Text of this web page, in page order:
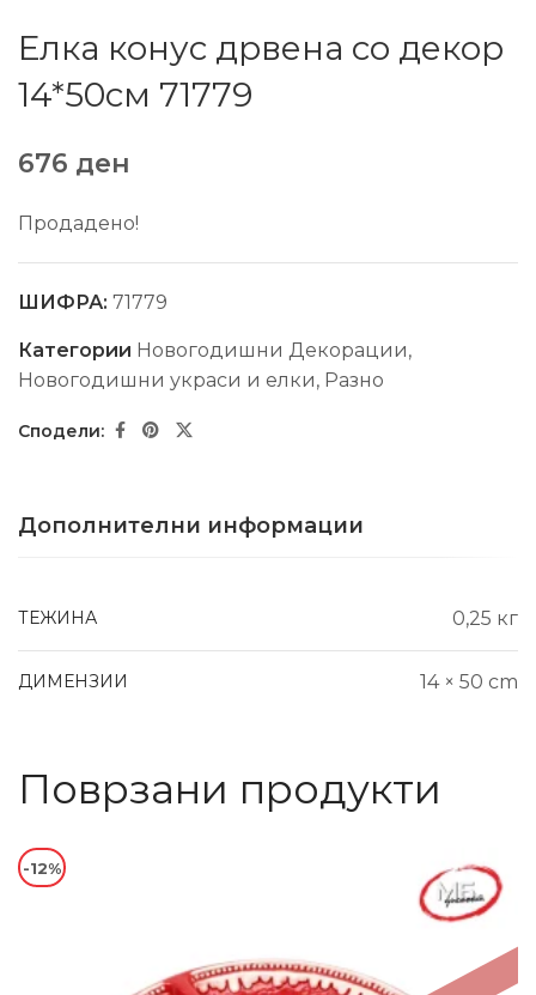
Елка конус дрвена со декор
14*50см 71779
676 ден
Продадено!
ШИФРА: 71779
Категории Новогодишни Декорации,
Новогодишни украси и елки, Разно
Дополнителни информации
ТЕЖИНА 0,25 кг
ДИМЕНЗИИ 14 × 50 cm
Поврзани продукти
-12%